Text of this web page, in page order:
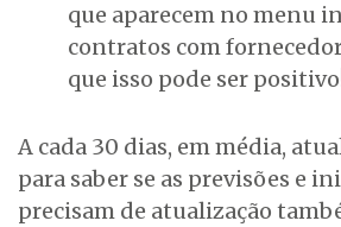
que aparecem no menu
contratos com
que isso pode ser
A cada 30 dias, em média,
para saber se as previsões e
precisam de atualização